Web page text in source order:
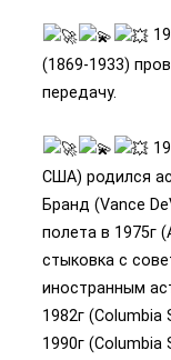
(1869-1933)
передачу.
США) родился
Бранд (Vance
полета в 1975г
стыковка с
иностранным
1982г (Columbia
1990г